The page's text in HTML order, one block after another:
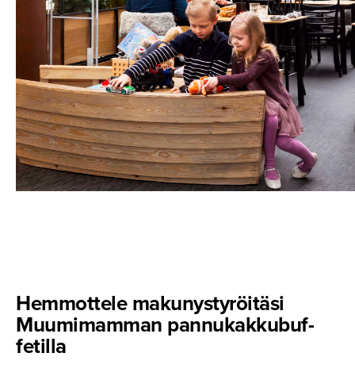
Hemmottele makunysty­röitäsi
Muumimamman pannukak­ku­buf­
fetilla